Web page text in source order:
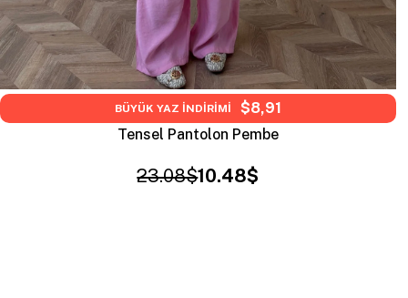
Tensel Pantolon Pembe
10.48$
23.08$
BÜYÜK YAZ İNDİRİMİ $8,91